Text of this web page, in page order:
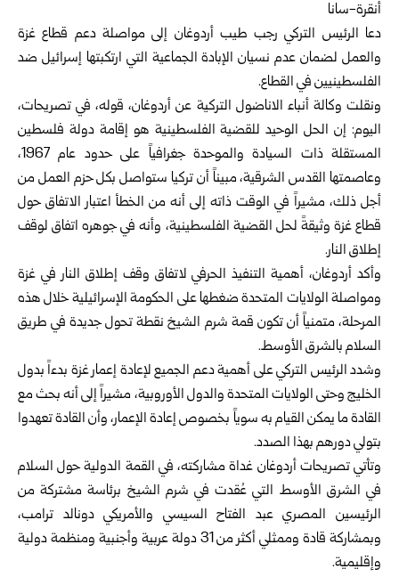
أنقرة-سانا
دعا الرئيس التركيرجب طيب أردوغان إلى مواصلة دعم قطاع غزة
والعمل لضمان عدم نسيان الإبادة الجماعية التي ارتكبتها إسرائيل ضد
الفلسطينيين في القطاع.
ونقلت وكالة أنباء الاناضول التركية عن أردوغان، قوله، في تصريحات،
اليوم: إن الحل الوحيد للقضية الفلسطينية هو إقامة دولة فلسطين
المستقلة ذات السيادة والموحدة جغرافياً على حدود عام 1967،
وعاصمتها القدس الشرقية، مبيناً أن تركيا ستواصل بكل حزم العمل من
أجل ذلك، مشيراً في الوقت ذاته إلى أنه من الخطأ اعتبار الاتفاق حول
قطاع غزة وثيقةً لحل القضية الفلسطينية، وأنه في جوهره اتفاق لوقف
إطلاق النار.
وأكد أردوغان، أهمية التنفيذ الحرفي لاتفاق وقف إطلاق النار في غزة
ومواصلة الولايات المتحدة ضغطها على الحكومة الإسرائيلية خلال هذه
المرحلة، متمنياً أن تكون قمة شرم الشيخ نقطة تحول جديدة في طريق
السلام بالشرق الأوسط.
وشدد الرئيس التركي على أهمية دعم الجميع لإعادة إعمار غزة بدءاً بدول
الخليج وحتى الولايات المتحدة والدول الأوروبية، مشيراً إلى أنه بحث مع
القادة ما يمكن القيام به سوياً بخصوص إعادة الإعمار، وأن القادة تعهدوا
بتولي دورهم بهذا الصدد.
وتأتي تصريحات أردوغان غداة مشاركته، في القمة الدولية حول السلام
في الشرق الأوسط التي عُقدت في شرم الشيخ برئاسة مشتركة من
الرئيسين المصري عبد الفتاح السيسي والأمريكي دونالد ترامب،
وبمشاركة قادة وممثلي أكثر من 31 دولة عربية وأجنبية ومنظمة دولية
وإقليمية.